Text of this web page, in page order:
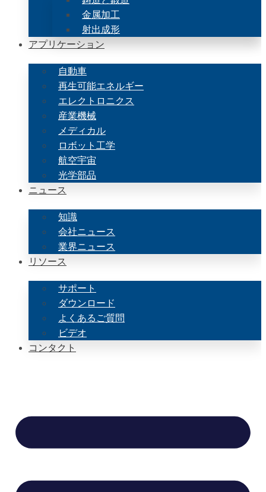
金属加工
射出成形
アプリケーション
自動車
再生可能エネルギー
エレクトロニクス
産業機械
メディカル
ロボット工学
航空宇宙
光学部品
ニュース
知識
会社ニュース
業界ニュース
リソース
サポート
ダウンロード
よくあるご質問
ビデオ
コンタクト